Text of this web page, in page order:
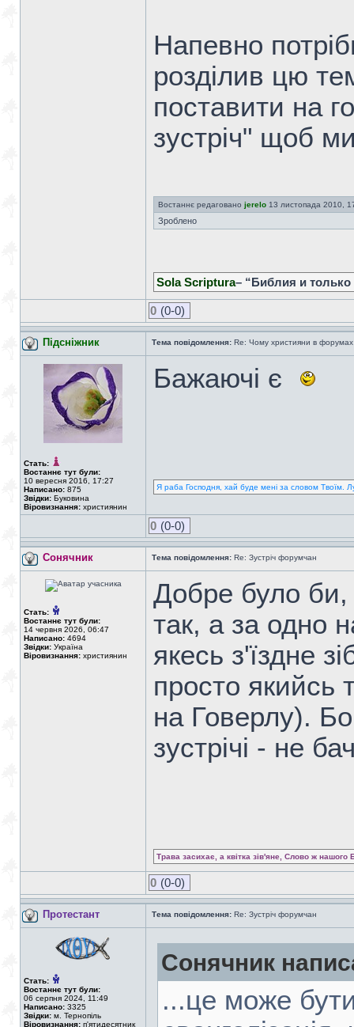
Напевно
розділив цю
поставити на
зустріч" щоб
Востаннє редаговано jerelo 13 листопада 2010,
Зроблено
Sola Scriptura– “Библия и
0 (0-0)
Підсніжник Тема повідомлення: Re: Чому християни в форумах
Стать:
Востаннє тут були:
10 вересня 2016, 17:27
Написано: 875
Звідки: Буковина
Віровизнання: християнин
Бажаючі є
Я раба Господня, хай буде мені за словом Твоїм.
0 (0-0)
Сонячник Тема повідомлення: Re: Зустріч форумчан
Стать:
Востаннє тут були:
14 червня 2026, 06:47
Написано: 4694
Звідки: Україна
Віровизнання: християнин
Добре було би,
так, а за одно
якесь з'їздне
просто якийсь
на Говерлу).
зустрічі - не
Трава засихає, а квітка зів'яне, Слово ж нашого
0 (0-0)
Протестант Тема повідомлення: Re: Зустріч форумчан
Стать:
Востаннє тут були:
06 серпня 2024, 11:49
Написано: 3325
Звідки: м. Тернопіль
Віровизнання: п'ятидесятник
Сонячник
...це може